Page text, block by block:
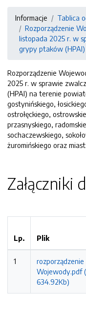
Informacje
Tablica
Rozporządzenie
listopada 2025 r. w
grypy ptaków (HPAI)
Rozporządzenie
2025 r. w sprawie
(HPAI) na terenie
gostynińskiego,
ostrołęckiego,
przasnyskiego,
sochaczewskiego,
żuromińskiego oraz
Załączniki
Lp. Plik
1
rozporządzenie
Wojewody.pdf
634.92Kb)